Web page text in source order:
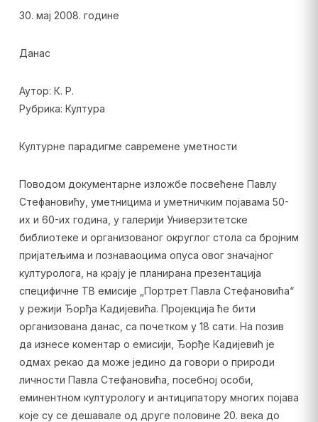
30. мај 2008. године
Данас
Аутор: К. Р.
Рубрика: Култура
Културне парадигме савремене уметности
Поводом документарне изложбе посвећене Павлу
Стефановићу, уметницима и уметничким појавама 50-
их и 60-их година, у галерији Универзитетске
библиотеке и организованог округлог стола са бројним
пријатељима и познаваоцима опуса овог значајног
културолога, на крају је планирана презентација
специфичне ТВ емисије „Портрет Павла Стефановића“
у режији Ђорђа Кадијевића. Пројекција ће бити
организована данас, са почетком у 18 сати. На позив
да изнесе коментар о емисији, Ђорђе Кадијевић је
одмах рекао да може једино да говори о природи
личности Павла Стефановића, посебној особи,
еминентном културологу и антиципатору многих појава
које су се дешавале од друге половине 20. века до